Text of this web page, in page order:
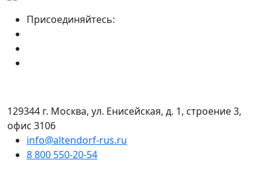
Присоединяйтесь:
129344 г. Москва, ул. Енисейская, д. 1, строение 3,
офис 3106
info@altendorf-rus.ru
8 800 550-20-54